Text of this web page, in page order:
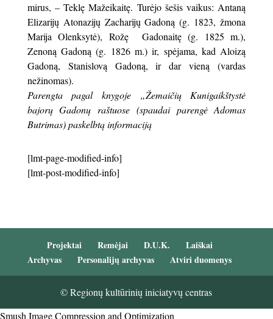
mirus, – Teklę Mažeikaitę. Turėjo šešis vaikus: Antaną
Elizarijų Atonazijų Zacharijų Gadoną (g. 1823, žmona
Marija Olenksytė), Rožę Gadonaitę (g. 1825 m.),
Zenoną Gadoną (g. 1826 m.) ir, spėjama, kad Aloizą
Gadoną, Stanislovą Gadoną, ir dar vieną (vardas
nežinomas).
Parengta pagal knygoje „Žemaičių Kunigaikštystė
bajorų Gadonų raštuose (spaudai parengė Adomas
Butrimas) paskelbtą informaciją
[lmt-page-modified-info]
[lmt-post-modified-info]
Projektai Remėjai D.U.K.
Laiškai
Archyvas
Personalijų archyvas Atviri duomenys
© Regionų kultūrinių iniciatyvų centras
Smush Image Compression and Optimization